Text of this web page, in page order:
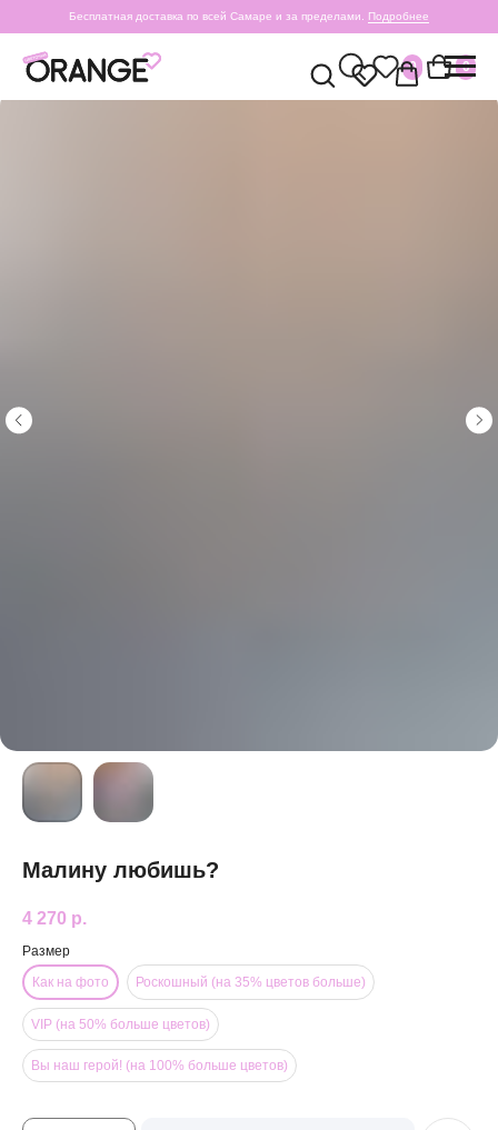
0 0
Бесплатная доставка по всей Самаре и за пределами. Подробнее
Малину любишь?
4 270 р.
Размер
Как на фото
Роскошный (на 35% цветов больше)
VIP (на 50% больше цветов)
Вы наш герой! (на 100% больше цветов)